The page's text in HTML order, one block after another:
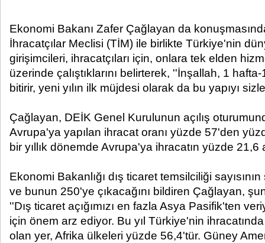
Ekonomi Bakanı Zafer Çağlayan da
İhracatçılar Meclisi (TİM) ile birlikte Türkiye'nin
girişimcileri, ihracatçıları için, onlara tek elden
üzerinde çalıştıklarını belirterek, ''İnşallah, 1
bitirir, yeni yılın ilk müjdesi olarak da bu yapıyı
Çağlayan, DEİK Genel Kurulunun açılış
Avrupa'ya yapılan ihracat oranı yüzde 57'den
bir yıllık dönemde Avrupa'ya ihracatın yüzde 21,6
Ekonomi Bakanlığı dış ticaret temsilciliği
ve bunun 250'ye çıkacağını bildiren Çağlayan,
''Dış ticaret açığımızı en fazla Asya Pasifik'ten
için önem arz ediyor. Bu yıl Türkiye'nin
olan yer, Afrika ülkeleri yüzde 56,4'tür. Güney